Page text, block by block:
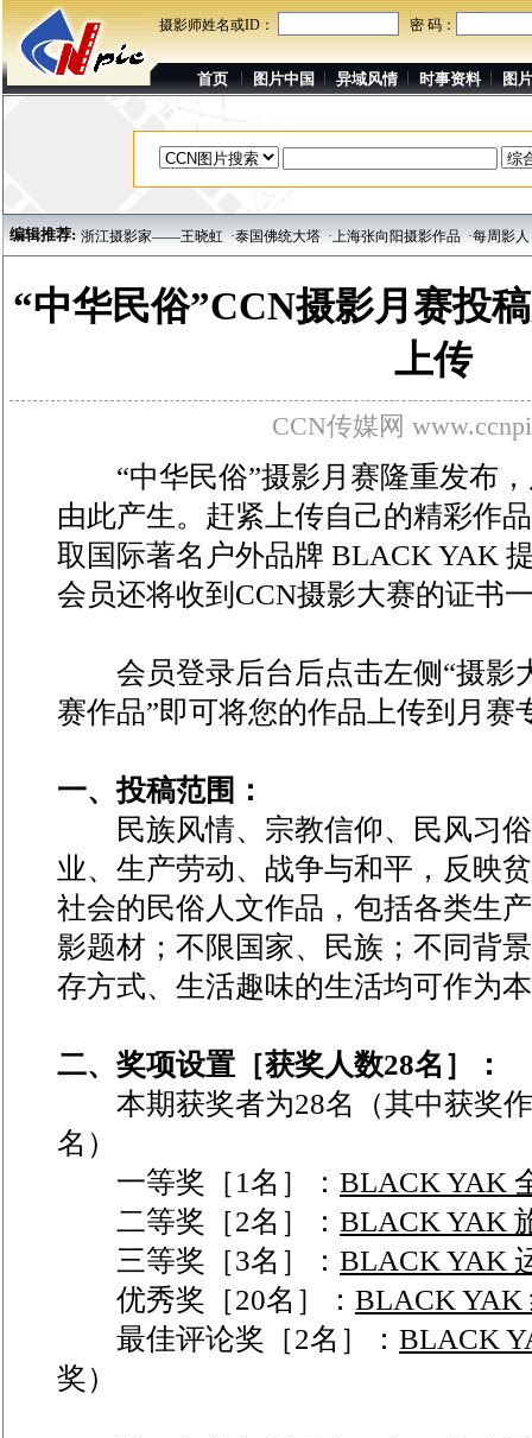
摄影师姓名或ID： 密 码：
首页 图片中国 异域风情 时事资料 图
编辑推荐:
影人：浙江摄影家——王晓虹 ·泰国佛统大塔 ·上海张向阳摄影作品 ·每周影人：
“中华民俗”CCN摄影月赛投
上传
CCN传媒网
“中华民俗”摄影月赛隆重发布，
由此产生。赶紧上传自己的精彩作
取国际著名户外品牌 BLACK YAK
会员还将收到CCN摄影大赛的证书
会员登录后台后点击左侧“摄影
赛作品”即可将您的作品上传到月赛
一、投稿范围：
民族风情、宗教信仰、民风习俗
业、生产劳动、战争与和平，反映
社会的民俗人文作品，包括各类生
影题材；不限国家、民族；不同背
存方式、生活趣味的生活均可作为
二、奖项设置［获奖人数28名］：
本期获奖者为28名（其中获奖作
名）
一等奖［1名］： BLACK YAK
二等奖［2名］： BLACK YAK
三等奖［3名］： BLACK YAK
优秀奖［20名］： BLACK YAK
最佳评论奖［2名］： BLACK
奖）